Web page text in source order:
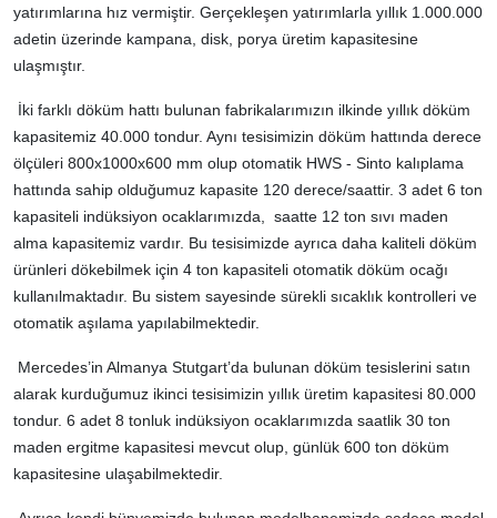
yatırımlarına hız vermiştir. Gerçekleşen yatırımlarla yıllık 1.000.000
adetin üzerinde kampana, disk, porya üretim kapasitesine
ulaşmıştır.
İki farklı döküm hattı bulunan fabrikalarımızın ilkinde yıllık döküm
kapasitemiz 40.000 tondur. Aynı tesisimizin döküm hattında derece
ölçüleri 800x1000x600 mm olup otomatik HWS - Sinto kalıplama
hattında sahip olduğumuz kapasite 120 derece/saattir. 3 adet 6 ton
kapasiteli indüksiyon ocaklarımızda, saatte 12 ton sıvı maden
alma kapasitemiz vardır. Bu tesisimizde ayrıca daha kaliteli döküm
ürünleri dökebilmek için 4 ton kapasiteli otomatik döküm ocağı
kullanılmaktadır. Bu sistem sayesinde sürekli sıcaklık kontrolleri ve
otomatik aşılama yapılabilmektedir.
Mercedes’in Almanya Stutgart’da bulunan döküm tesislerini satın
alarak kurduğumuz ikinci tesisimizin yıllık üretim kapasitesi 80.000
tondur. 6 adet 8 tonluk indüksiyon ocaklarımızda saatlik 30 ton
maden ergitme kapasitesi mevcut olup, günlük 600 ton döküm
kapasitesine ulaşabilmektedir.